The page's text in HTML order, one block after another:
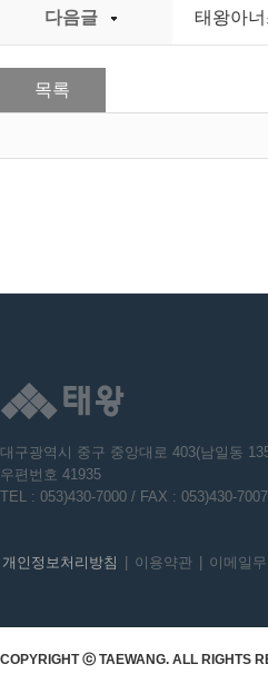
다음글 태왕아
목록
대구광역시 중구 중앙대로 403(남일동
우편번호 41935
TEL : 053)430-7000 / FAX : 053)430-7007
개인정보처리방침 이용약관 이메일
COPYRIGHT ⓒ TAEWANG. ALL RIGHTS